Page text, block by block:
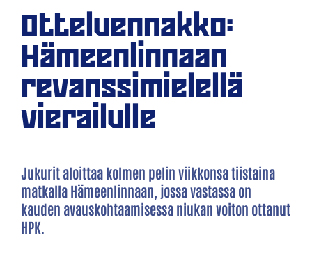
Otteluennakko:
Hämeenlinnaan
revanssimielellä
vierailulle
Jukurit aloittaa kolmen pelin viikkonsa tiistaina
matkalla Hämeenlinnaan, jossa vastassa on
kauden avauskohtaamisessa niukan voiton ottanut
HPK.